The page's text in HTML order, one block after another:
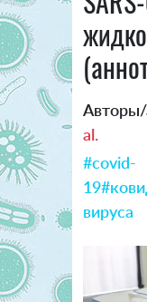
al.
#covid-
19
вируса